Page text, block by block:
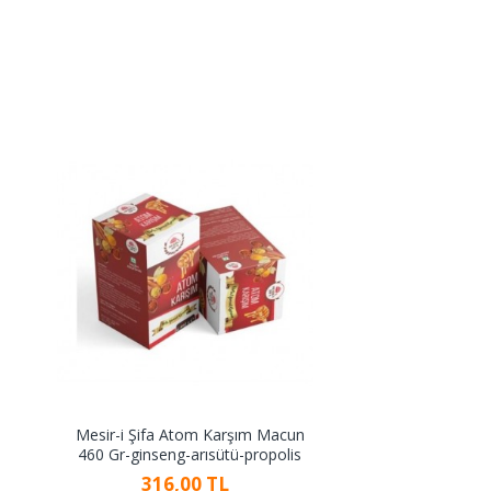
Mesir-i Şifa Atom Karşım Macun
460 Gr-ginseng-arısütü-propolis
316,00 TL